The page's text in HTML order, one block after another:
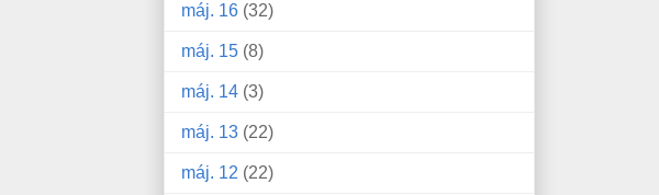
máj. 16 (32)
máj. 15 (8)
máj. 14 (3)
máj. 13 (22)
máj. 12 (22)